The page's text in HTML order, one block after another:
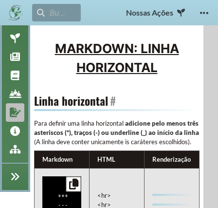
Nossas Ações
MARKDOWN: LINHA
HORIZONTAL
Linha horizontal#
Para definir uma linha horizontaladicione pelo menos três
asteriscos (*), traços (-) ou underline (_) ao início da linha
(A linha deve conter unicamente is caráteres escolhidos).
Markdown HTML Renderização
***
---
<hr>
<hr>